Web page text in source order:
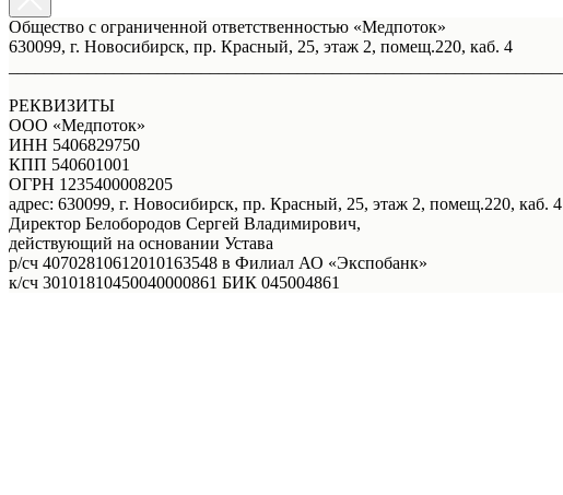
Общество с ограниченной ответственностью «Медпоток»
630099, г. Новосибирск, пр. Красный, 25, этаж 2, помещ.220, каб. 4
РЕКВИЗИТЫ
ООО «Медпоток»
ИНН 5406829750
КПП 540601001
ОГРН 1235400008205
адрес: 630099, г. Новосибирск, пр. Красный, 25, этаж 2, помещ.220, каб. 4
Директор Белобородов Сергей Владимирович,
действующий на основании Устава
р/сч 40702810612010163548 в Филиал АО «Экспобанк»
к/сч 30101810450040000861 БИК 045004861